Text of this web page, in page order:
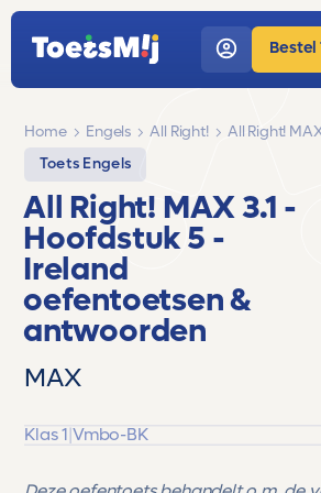
Bestel
Home Engels All Right!
All Right!
Toets Engels
All Right! MAX 3.1 -
Hoofdstuk 5 -
Ireland
oefentoetsen &
antwoorden
MAX
Klas 1|Vmbo-BK